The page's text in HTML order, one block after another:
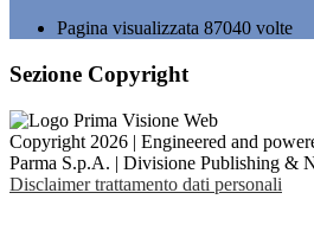
Pagina visualizzata 87040 volte
Sezione Copyright
Copyright 2026 | Engineered and
Parma S.p.A. | Divisione Publishing &
Disclaimer trattamento dati personali